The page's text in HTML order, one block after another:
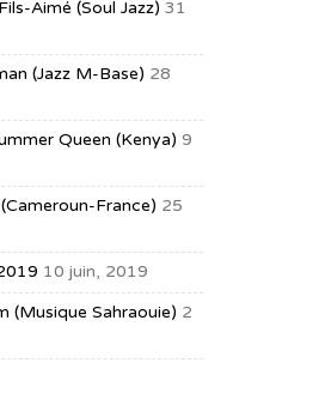
Aimé (soul Jazz) 31
(jazz M-Base) 28
Queen (Kenya) 9
France) 25
10 juin, 2019
(musique Sahraouie) 2